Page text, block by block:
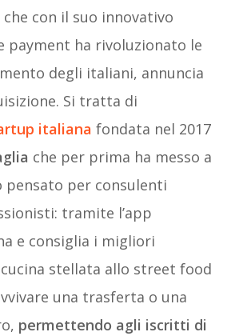
che con il suo innovativo
payment ha rivoluzionato le
degli italiani, annuncia
Si tratta di
italiana fondata nel 2017
che per prima ha messo a
pensato per consulenti
tramite l’app
e consiglia i migliori
stellata allo street food
una trasferta o una
permettendo agli iscritti di